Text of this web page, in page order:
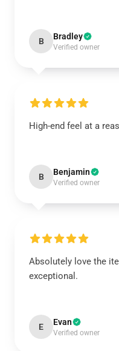
B Bradley
Verified owner
High-end feel at a
B Benjamin
Verified owner
Absolutely love the
exceptional.
E Evan
Verified owner